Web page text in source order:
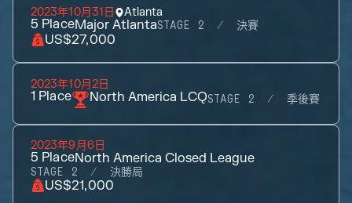
2023年10月31日 Atlanta
5 PlaceMajor AtlantaSTAGE 2 決賽
US$27,000
2023年10月2日
1 Place North America LCQSTAGE 2 季後賽
2023年9月6日
5 PlaceNorth America Closed League
STAGE 2 決勝局
US$21,000